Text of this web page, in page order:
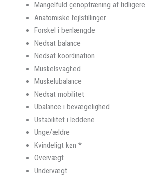
Mangelfuld genoptræning af
Anatomiske fejlstillinger
Forskel i benlængde
Nedsat balance
Nedsat koordination
Muskelsvaghed
Muskelubalance
Nedsat mobilitet
Ubalance i bevægelighed
Ustabilitet i leddene
Unge/ældre
Kvindeligt køn *
Overvægt
Undervægt